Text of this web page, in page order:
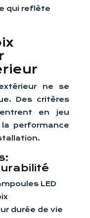
qui reflète
ne se
Des critères
en jeu
performance
LED
durée de vie